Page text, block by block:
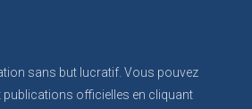
sans but lucratif. Vous pouvez
officielles en cliquant